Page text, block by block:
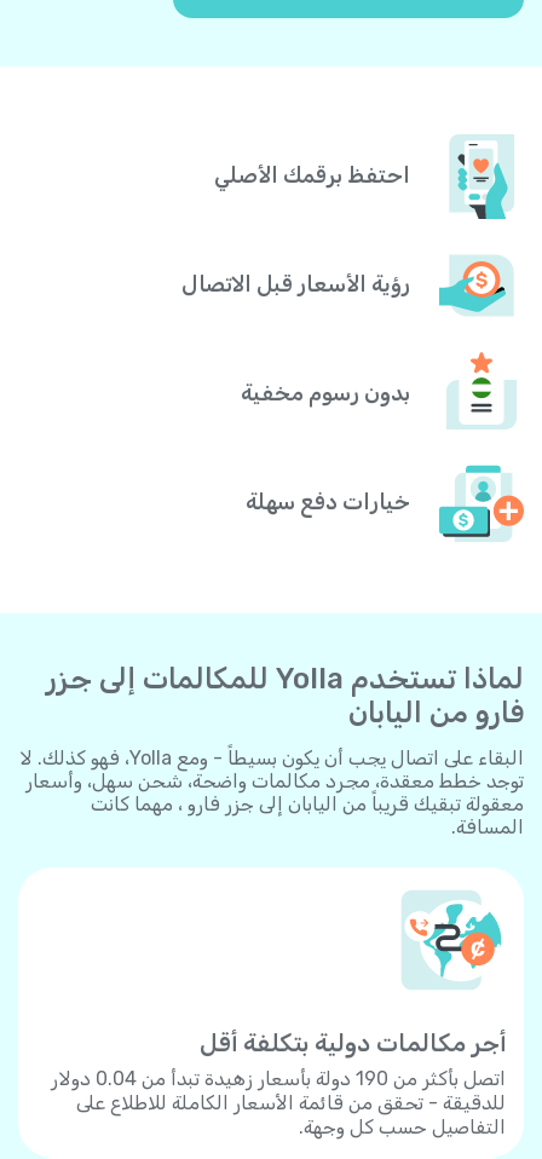
احتفظ برقمك الأصلي
رؤية الأسعار قبل الاتصال
بدون رسوم مخفية
خيارات دفع سهلة
لماذا تستخدم Yolla للمكالمات إلى جزر
فارو من اليابان
البقاء على اتصال يجب أن يكون بسيطاً - ومع Yolla، فهو كذلك. لا
توجد خطط معقدة، مجرد مكالمات واضحة، شحن سهل، وأسعار
معقولة تبقيك قريباً من اليابان إلى جزر فارو ، مهما كانت
المسافة.
أجر مكالمات دولية بتكلفة أقل
اتصل بأكثر من 190 دولة بأسعار زهيدة تبدأ من 0.04 دولار
للدقيقة - تحقق من قائمة الأسعار الكاملة للاطلاع على
التفاصيل حسب كل وجهة.